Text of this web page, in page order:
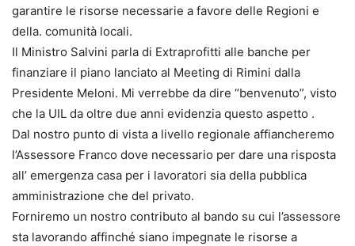
garantire le risorse necessarie a favore delle Regioni e
della. comunità locali.
Il Ministro Salvini parla di Extraprofitti alle banche per
finanziare il piano lanciato al Meeting di Rimini dalla
Presidente Meloni. Mi verrebbe da dire “benvenuto”, visto
che la UIL da oltre due anni evidenzia questo aspetto .
Dal nostro punto di vista a livello regionale affiancheremo
l’Assessore Franco dove necessario per dare una risposta
all’ emergenza casa per i lavoratori sia della pubblica
amministrazione che del privato.
Forniremo un nostro contributo al bando su cui l’assessore
sta lavorando affinché siano impegnate le risorse a